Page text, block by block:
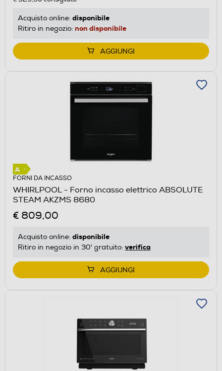
Acquisto online: disponibile
Ritiro in negozio: non disponibile
AGGIUNGI
FORNI DA INCASSO
WHIRLPOOL - Forno incasso elettrico ABSOLUTE
STEAM AKZMS 8680
€ 809,00
Acquisto online: disponibile
Ritiro in negozio in 30' gratuito: verifica
AGGIUNGI